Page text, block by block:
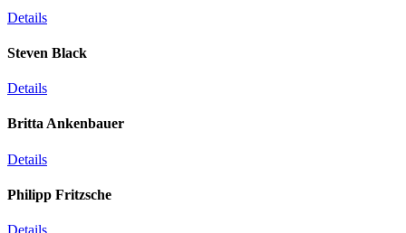
Details
Steven Black
Details
Britta Ankenbauer
Details
Philipp Fritzsche